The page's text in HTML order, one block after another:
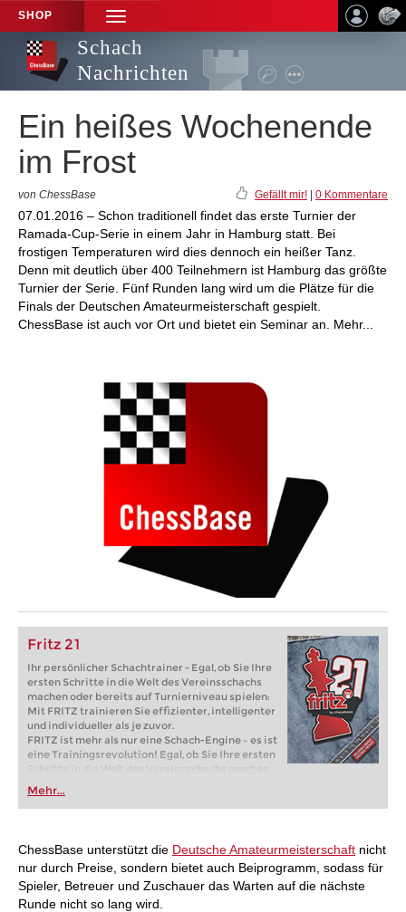
SHOP
TOGGLE
NAVIGATION
Schach
Nachrichten
Ein heißes Wochenende
im Frost
von ChessBase Gefällt mir! 0 Kommentare
07.01.2016 – Schon traditionell findet das erste Turnier der
Ramada-Cup-Serie in einem Jahr in Hamburg statt. Bei
frostigen Temperaturen wird dies dennoch ein heißer Tanz.
Denn mit deutlich über 400 Teilnehmern ist Hamburg das größte
Turnier der Serie. Fünf Runden lang wird um die Plätze für die
Finals der Deutschen Amateurmeisterschaft gespielt.
ChessBase ist auch vor Ort und bietet ein Seminar an. Mehr...
Fritz 21
Ihr persönlicher Schachtrainer - Egal, ob Sie Ihre
ersten Schritte in die Welt des Vereinsschachs
machen oder bereits auf Turnierniveau spielen:
Mit FRITZ trainieren Sie effizienter, intelligenter
und individueller als je zuvor.
FRITZ ist mehr als nur eine Schach-Engine – es ist
eine Trainingsrevolution! Egal, ob Sie Ihre ersten
Schritte in die Welt des Vereinsschachs machen
oder bereits auf Turnierniveau spielen: Mit
FRITZ trainieren Sie effizienter, intelligenter und
individueller als je zuvor.
Mehr...
ChessBase unterstützt die Deutsche Amateurmeisterschaft nicht
nur durch Preise, sondern bietet auch Beiprogramm, sodass für
Spieler, Betreuer und Zuschauer das Warten auf die nächste
Runde nicht so lang wird.